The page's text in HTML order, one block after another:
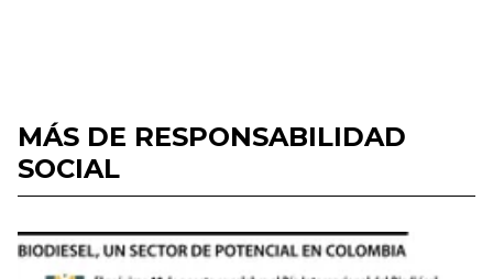
MÁS DE RESPONSABILIDAD
SOCIAL